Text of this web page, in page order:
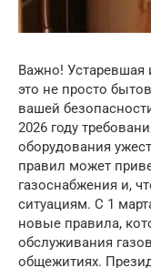
Важно! Устаревшая
это не просто
вашей
2026 году
оборудования
правил может
газоснабжения и,
ситуациям. С 1
новые правила,
обслуживания
общежитиях.